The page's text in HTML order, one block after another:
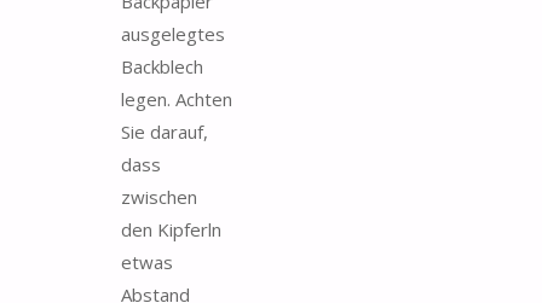
ausgelegtes
Backblech
legen. Achten
Sie darauf,
dass
zwischen
den Kipferln
etwas
Abstand